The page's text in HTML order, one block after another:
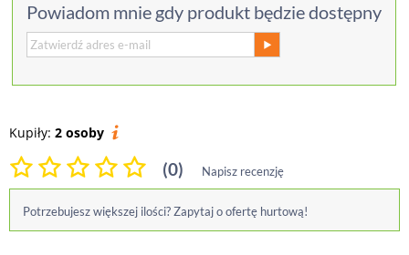
Powiadom mnie gdy produkt będzie dostępny
Kupiły: 2 osoby
(0) Napisz recenzję
Potrzebujesz większej ilości? Zapytaj o ofertę hurtową!